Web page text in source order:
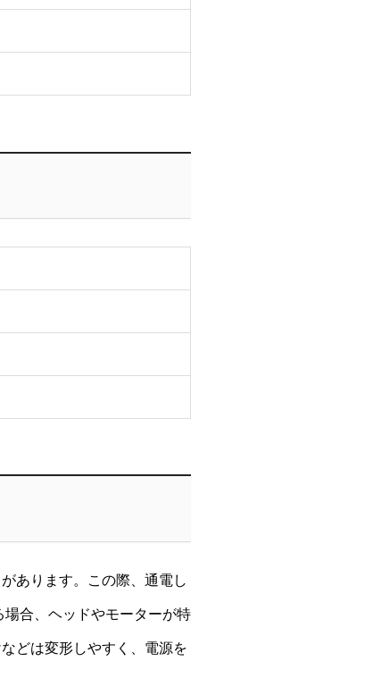
あります。この際、通電し
合、ヘッドやモーターが特
どは変形しやすく、電源を